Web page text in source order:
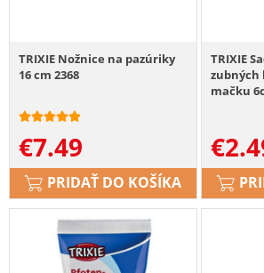
TRIXIE Nožnice na pazúriky
16 cm 2368
€7.49
PRIDAŤ DO KOŠÍKA
TRIXIE
zubných
mačku
€